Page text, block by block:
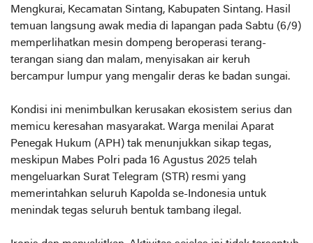
Mengkurai, Kecamatan Sintang, Kabupaten Sintang. Hasil
temuan langsung awak media di lapangan pada Sabtu (6/9)
memperlihatkan mesin dompeng beroperasi terang-
terangan siang dan malam, menyisakan air keruh
bercampur lumpur yang mengalir deras ke badan sungai.
Kondisi ini menimbulkan kerusakan ekosistem serius dan
memicu keresahan masyarakat. Warga menilai Aparat
Penegak Hukum (APH) tak menunjukkan sikap tegas,
meskipun Mabes Polri pada 16 Agustus 2025 telah
mengeluarkan Surat Telegram (STR) resmi yang
memerintahkan seluruh Kapolda se-Indonesia untuk
menindak tegas seluruh bentuk tambang ilegal.